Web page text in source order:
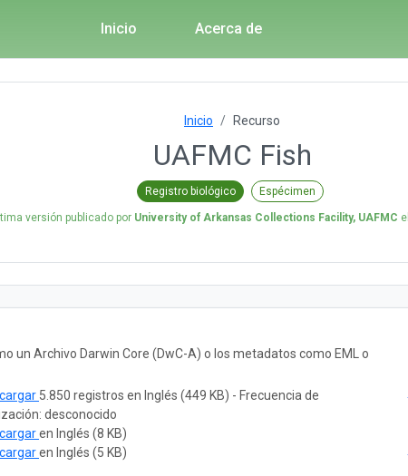
Inicio Acerca de
Inicio Recurso
UAFMC Fish
Registro biológico Espécimen
versión publicado por University of Arkansas Collections Facility, UAFMC el
un Archivo Darwin Core (DwC-A) o los metadatos como EML o
5.850 registros en Inglés (449 KB) - Frecuencia de
desconocido
en Inglés (8 KB)
en Inglés (5 KB)